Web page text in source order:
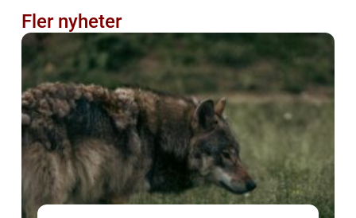
Fler nyheter